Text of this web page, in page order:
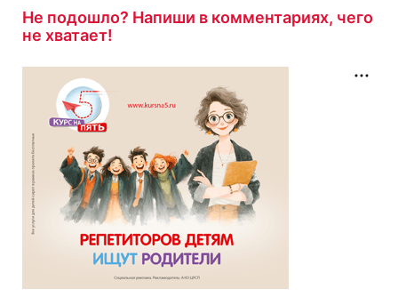
Не подошло? Напиши в комментариях, чего
не хватает!